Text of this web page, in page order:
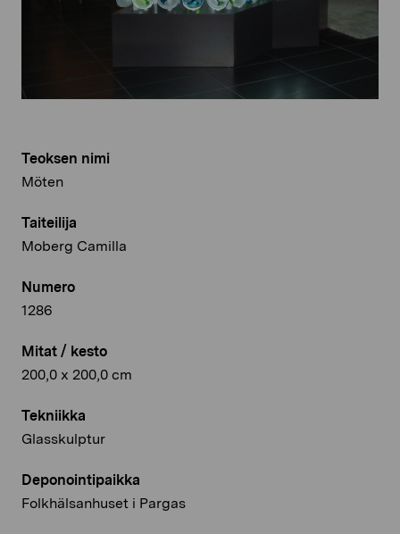
Teoksen nimi
Möten
Taiteilija
Moberg Camilla
Numero
1286
Mitat / kesto
200,0 x 200,0 cm
Tekniikka
Glasskulptur
Deponointipaikka
Folkhälsanhuset i Pargas